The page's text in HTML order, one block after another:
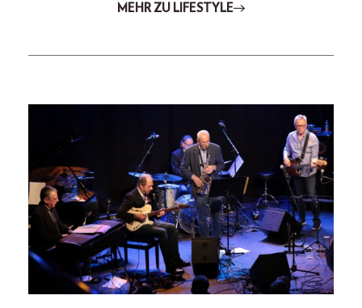
MEHR ZU LIFESTYLE